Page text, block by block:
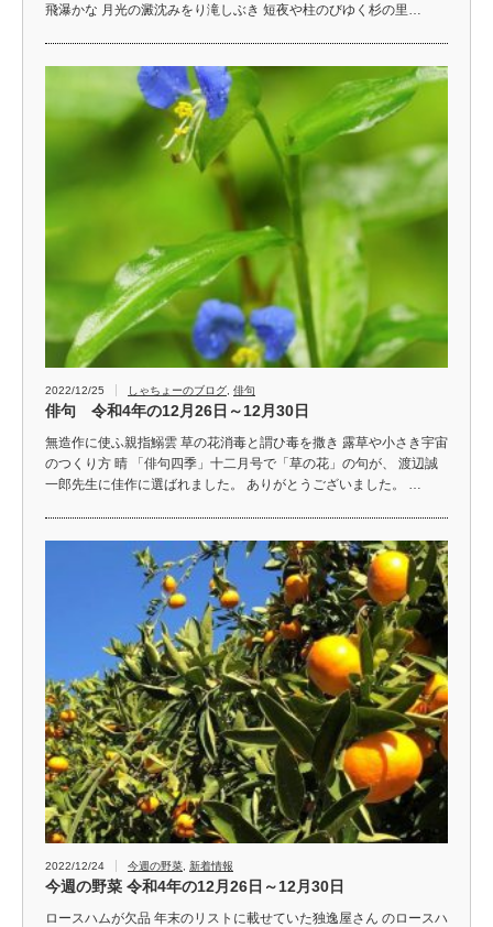
飛瀑かな 月光の澱沈みをり滝しぶき 短夜や柱のびゆく杉の里…
2022/12/25 しゃちょーのブログ 俳句
俳句 令和4年の12月26日～12月30日
無造作に使ふ親指鰯雲 草の花消毒と謂ひ毒を撒き 露草や小さき宇宙
のつくり方 晴 「俳句四季」十二月号で「草の花」の句が、 渡辺誠
一郎先生に佳作に選ばれました。 ありがとうございました。 …
2022/12/24 今週の野菜 新着情報
今週の野菜 令和4年の12月26日～12月30日
ロースハムが欠品 年末のリストに載せていた独逸屋さん のロースハ